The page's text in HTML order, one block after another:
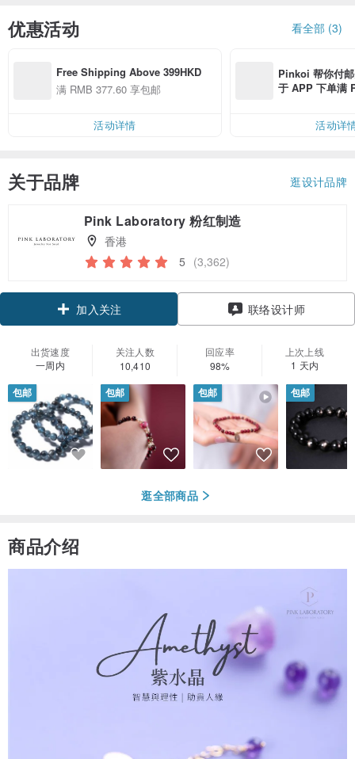
优惠活动 看全部 (3)
Free Shipping Above 399HKD
满 RMB 377.60 享包邮
活动详情
Pinkoi 帮你付
于 APP 下单满
活动详
关于品牌 逛设计品牌
Pink Laboratory 粉红制造
香港
5 (3,362)
加入关注 联络设计师
出货速度
一周内
关注人数
10,410
回应率
98%
上次上线
1 天内
包邮 包邮 包邮 包邮
逛全部商品
商品介绍